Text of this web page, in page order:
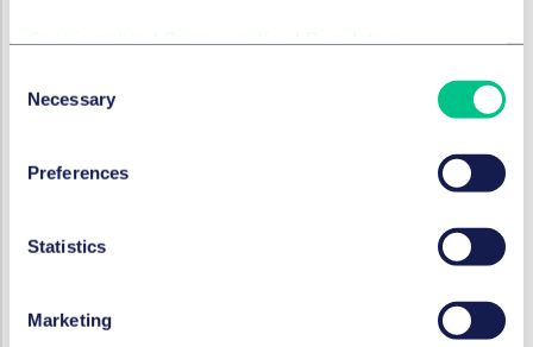
Selection
Necessary
Preferences
Statistics
Marketing
MARKEN & WERBUNG
(MONOPOLY)